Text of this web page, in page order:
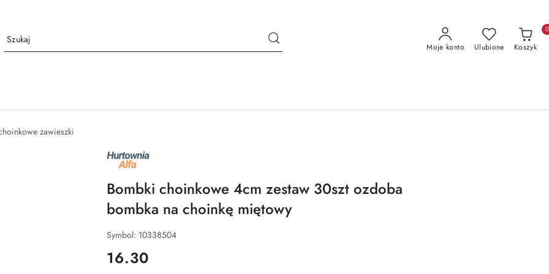
Moje konto Ulubione Koszyk
0
zawieszki
NAZWA
PRODUCENTA:
ALFA
Bombki choinkowe 4cm zestaw 30szt ozdoba
bombka na choinkę miętowy
Symbol: 10338504
cena:
16.30